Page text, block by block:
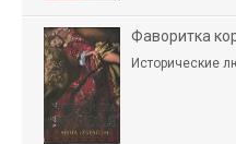
Фаворитка
Исторические